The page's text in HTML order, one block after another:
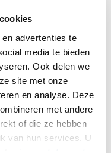
advertenties te
media te bieden
Ook delen we
site met onze
en analyse. Deze
met andere
of die ze hebben
van hun services. U
tentoonstelling in
door het koloniale
verleden, dat was